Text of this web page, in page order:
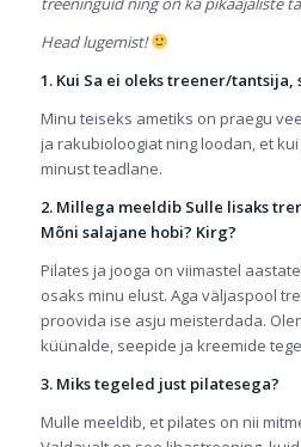
Head lugemist!
1. Kui Sa ei oleks treener/tantsija,
Minu teiseks ametiks on praegu
ja rakubioloogiat ning loodan, et
minust teadlane.
2. Millega meeldib Sulle lisaks
Mõni salajane hobi? Kirg?
Pilates ja jooga on viimastel
osaks minu elust. Aga väljaspool
proovida ise asju meisterdada.
küünalde, seepide ja kreemide
3. Miks tegeled just pilatesega?
Mulle meeldib, et pilates on nii